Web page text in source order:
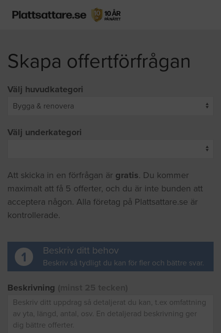
Skapa offertförfrågan
Välj huvudkategori
Välj underkategori
Att skicka in en förfrågan är gratis. Du kommer
maximalt att få 5 offerter, och du är inte bunden att
acceptera någon. Alla företag på Plattsattare.se är
kontrollerade.
1 Beskriv ditt behov
Beskriv så tydligt du kan för fler och bättre svar.
Beskrivning